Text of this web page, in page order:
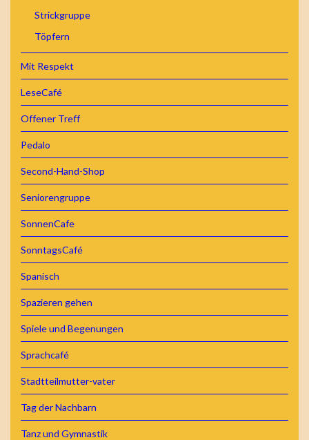
Strickgruppe
Töpfern
Mit Respekt
LeseCafé
Offener Treff
Pedalo
Second-Hand-Shop
Seniorengruppe
SonnenCafe
SonntagsCafé
Spanisch
Spazieren gehen
Spiele und Begenungen
Sprachcafé
Stadtteilmutter-vater
Tag der Nachbarn
Tanz und Gymnastik